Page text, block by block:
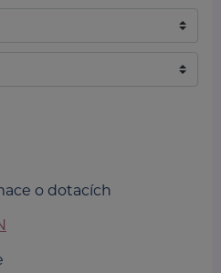
o dotacích